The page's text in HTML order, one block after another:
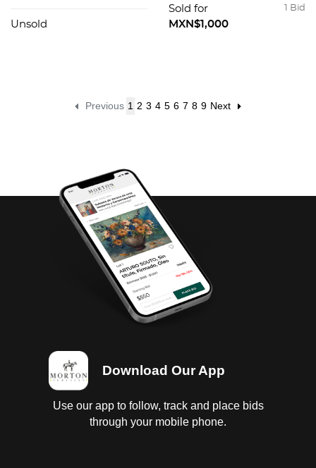
esmalte dorado. 6
Unsold
azulado. Decoración
facetada y orgánica.
1 Bid
Sold for
MXN$1,000
Previous 1 2 3 4 5 6 7 8 9 Next
Download Our App
Use our app to follow, track and place bids
through your mobile phone.